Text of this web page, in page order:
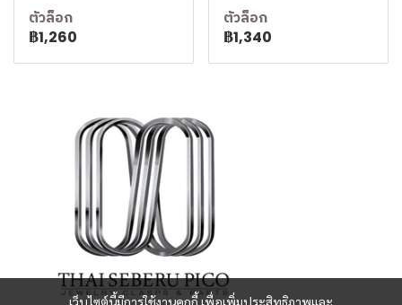
ตัวล็อก
฿1,260
ตัวล็อก
฿1,340
เว็บไซต์นี้มีการใช้งานคุกกี้ เพื่อเพิ่มประสิทธิภาพและ